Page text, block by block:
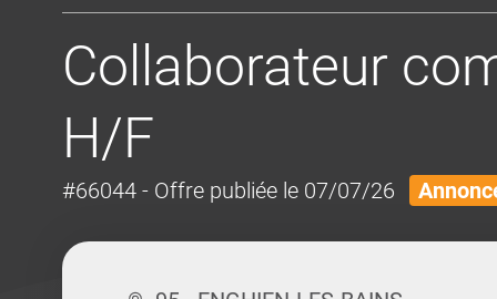
Collaborateur
H/F
#66044 - Offre publiée le 07/07/26